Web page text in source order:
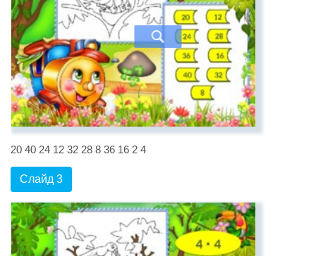
20 40 24 12 32 28 8 36 16 2 4
Слайд 3